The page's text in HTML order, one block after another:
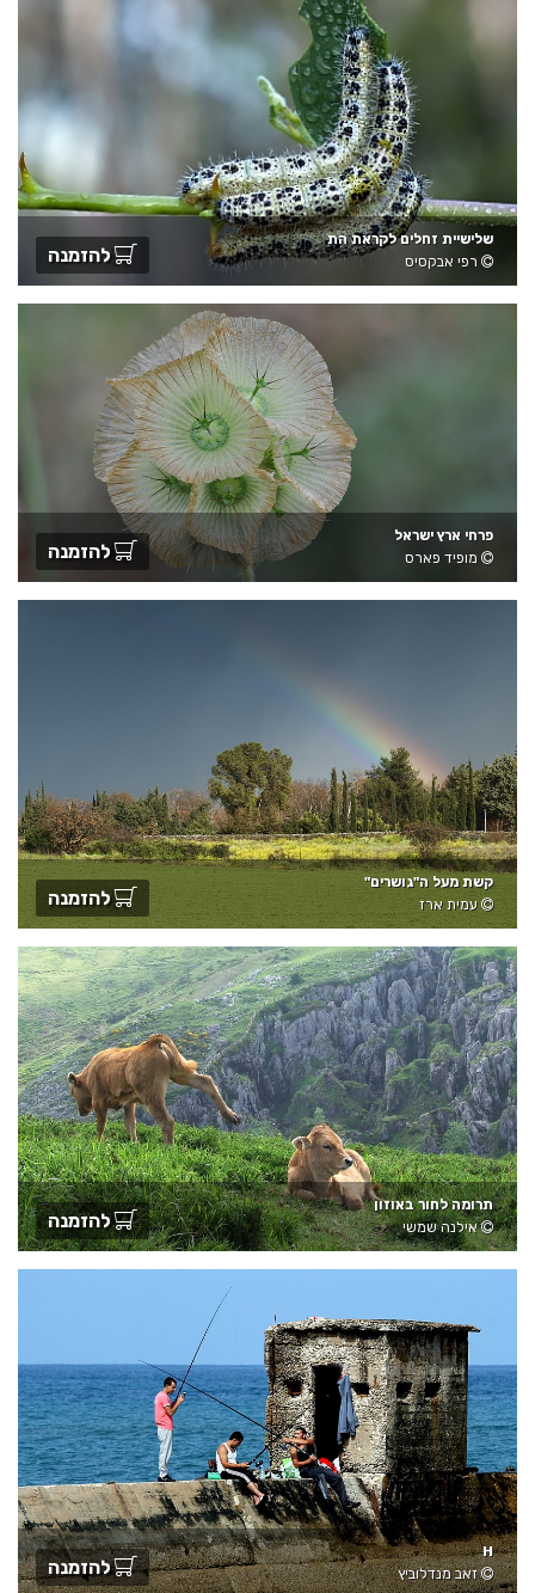
שלישיית זחלים לקראת הת
רפי אבקסיס
להזמנה
פרחי ארץ ישראל
מופיד פארס
להזמנה
קשת מעל ה"גושרים"
עמית ארז
להזמנה
תרומה לחור באוזון
אילנה שמשי
להזמנה
H
זאב מנדלוביץ
להזמנה